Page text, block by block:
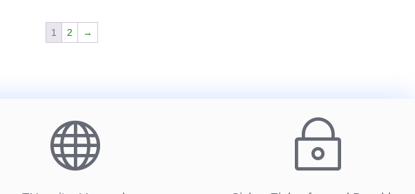
4.344,69 €4.128,59 €.
1 2 →
 ~